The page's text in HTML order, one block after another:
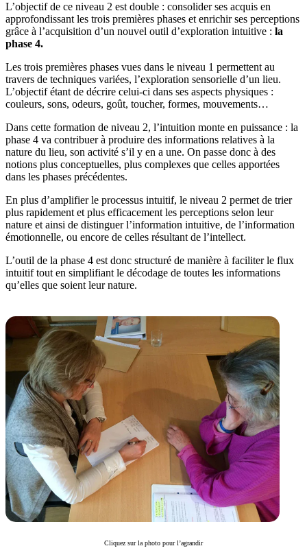
L’objectif de ce niveau 2 est double : consolider ses acquis en
approfondissant les trois premières phases et enrichir ses perceptions
grâce à l’acquisition d’un nouvel outil d’exploration intuitive : la
phase 4.
Les trois premières phases vues dans le niveau 1 permettent au
travers de techniques variées, l’exploration sensorielle d’un lieu.
L’objectif étant de décrire celui-ci dans ses aspects physiques :
couleurs, sons, odeurs, goût, toucher, formes, mouvements…
Dans cette formation de niveau 2, l’intuition monte en puissance : la
phase 4 va contribuer à produire des informations relatives à la
nature du lieu, son activité s’il y en a une. On passe donc à des
notions plus conceptuelles, plus complexes que celles apportées
dans les phases précédentes.
En plus d’amplifier le processus intuitif, le niveau 2 permet de trier
plus rapidement et plus efficacement les perceptions selon leur
nature et ainsi de distinguer l’information intuitive, de l’information
émotionnelle, ou encore de celles résultant de l’intellect.
L’outil de la phase 4 est donc structuré de manière à faciliter le flux
intuitif tout en simplifiant le décodage de toutes les informations
qu’elles que soient leur nature.
Cliquez sur la photo pour l’agrandir